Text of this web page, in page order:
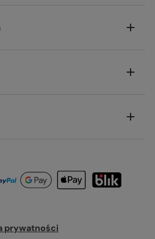
prywatności